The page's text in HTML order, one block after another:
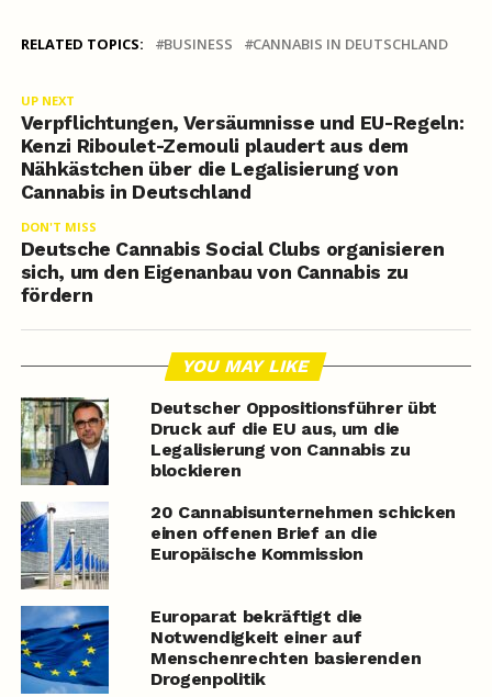
RELATED TOPICS: BUSINESS CANNABIS IN DEUTSCHLAND
UP NEXT
Verpflichtungen, Versäumnisse und EU-Regeln:
Kenzi Riboulet-Zemouli plaudert aus dem
Nähkästchen über die Legalisierung von
Cannabis in Deutschland
DON'T MISS
Deutsche Cannabis Social Clubs organisieren
sich, um den Eigenanbau von Cannabis zu
fördern
YOU MAY LIKE
Deutscher Oppositionsführer übt
Druck auf die EU aus, um die
Legalisierung von Cannabis zu
blockieren
20 Cannabisunternehmen schicken
einen offenen Brief an die
Europäische Kommission
Europarat bekräftigt die
Notwendigkeit einer auf
Menschenrechten basierenden
Drogenpolitik